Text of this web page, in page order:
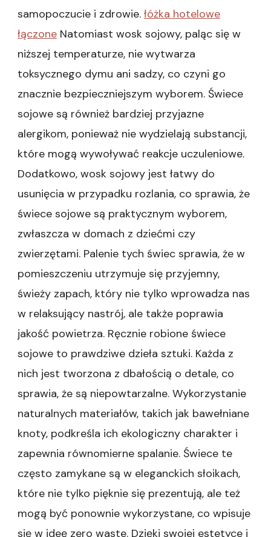
samopoczucie i zdrowie. łóżka hotelowe
łączone Natomiast wosk sojowy, paląc się w
niższej temperaturze, nie wytwarza
toksycznego dymu ani sadzy, co czyni go
znacznie bezpieczniejszym wyborem. Świece
sojowe są również bardziej przyjazne
alergikom, ponieważ nie wydzielają substancji,
które mogą wywoływać reakcje uczuleniowe.
Dodatkowo, wosk sojowy jest łatwy do
usunięcia w przypadku rozlania, co sprawia, że
świece sojowe są praktycznym wyborem,
zwłaszcza w domach z dziećmi czy
zwierzętami. Palenie tych świec sprawia, że w
pomieszczeniu utrzymuje się przyjemny,
świeży zapach, który nie tylko wprowadza nas
w relaksujący nastrój, ale także poprawia
jakość powietrza. Ręcznie robione świece
sojowe to prawdziwe dzieła sztuki. Każda z
nich jest tworzona z dbałością o detale, co
sprawia, że są niepowtarzalne. Wykorzystanie
naturalnych materiałów, takich jak bawełniane
knoty, podkreśla ich ekologiczny charakter i
zapewnia równomierne spalanie. Świece te
często zamykane są w eleganckich słoikach,
które nie tylko pięknie się prezentują, ale też
mogą być ponownie wykorzystane, co wpisuje
się w ideę zero waste. Dzięki swojej estetyce i